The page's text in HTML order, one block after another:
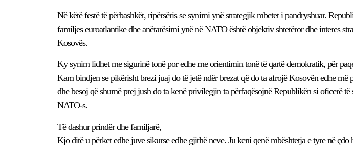
Në këtë festë të përbashkët, ripërsëris se synimi ynë strategjik mbetet i pandryshuar.
familjes euroatlantike dhe anëtarësimi ynë në NATO është objektiv shtetëror dhe interes
Kosovës.
Ky synim lidhet me sigurinë tonë por edhe me orientimin tonë të qartë demokratik, për
Kam bindjen se pikërisht brezi juaj do të jetë ndër brezat që do ta afrojë Kosovën edhe
dhe besoj që shumë prej jush do ta kenë privilegjin ta përfaqësojnë Republikën si oficerë të
NATO-s.
Të dashur prindër dhe familjarë,
Kjo ditë u përket edhe juve sikurse edhe gjithë neve. Ju keni qenë mbështetja e tyre në